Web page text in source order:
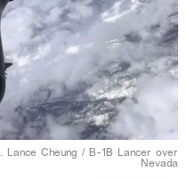
Cheung / B-1B Lancer over
Nevada